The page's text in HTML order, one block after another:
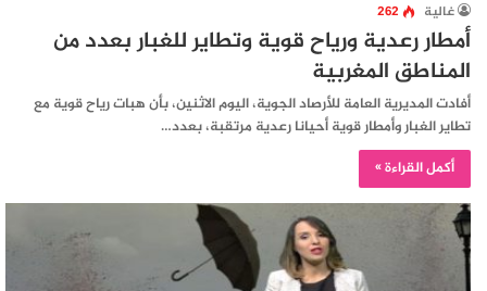
غالية 262
أمطار رعدية ورياح قوية وتطاير للغبار بعدد من
المناطق المغربية
أفادت المديرية العامة للأرصاد الجوية، اليوم الاثنين، بأن هبات رياح قوية مع
تطاير الغبار وأمطار قوية أحيانا رعدية مرتقبة، بعدد…
أكمل القراءة »